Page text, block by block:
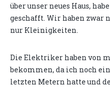
über unser neues Haus,
geschafft. Wir haben zwar
nur Kleinigkeiten.
Die Elektriker haben von
bekommen, da ich noch
letzten Metern hatte und